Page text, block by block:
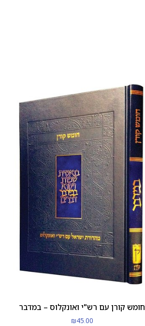
חומש קורן עם רש"י ואונקלוס – במדבר
₪45.00